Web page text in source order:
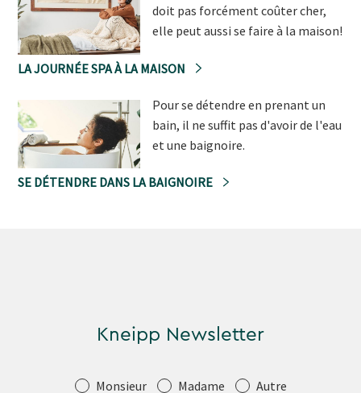
doit pas forcément coûter cher,
elle peut aussi se faire à la maison!
LA JOURNÉE SPA À LA MAISON
Pour se détendre en prenant un
bain, il ne suffit pas d'avoir de l'eau
et une baignoire.
SE DÉTENDRE DANS LA BAIGNOIRE
Kneipp Newsletter
SalutationMonsieur Madame Autre